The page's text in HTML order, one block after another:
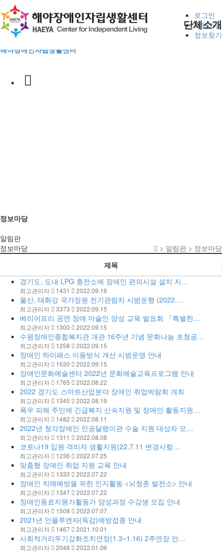
본문 바로가기
로그인
회원가입
정보찾기
해야장애인자립생활센터
단체소개
자립생활지원
정보마당
알림판
> 알림판 > 정보마당
정보마당
제목
경기도, 도내 LPG 충전소에 장애인 편의시설 설치 지…
최고관리자 1431 2022.09.16
울산, 태화강 국가정원 전기관람차 시범운행 (2022.…
최고관리자 3373 2022.09.15
베리어프리 공연 장애 마술인 양성 교육 발표회 『특별한…
최고관리자 1300 2022.09.15
수원장애인종합복지관 개관 16주년 기념 문화나눔 초청공…
최고관리자 1258 2022.09.15
장애인 하이패스 이용방식 개선 시범운영 안내
최고관리자 1630 2022.09.15
장애인문화예술센터 2022년 문화예술교육프로그램 안내
최고관리자 1765 2022.08.22
2022 경기도 스마트산업분야 장애인 취업박람회 개최
최고관리자 1345 2022.08.19
폭우 피해 주민에 긴급복지 신속지원 및 장애인 활동지원…
최고관리자 1482 2022.08.11
2022년 청각장애인 인공달팽이관 수술 지원 대상자 모…
최고관리자 1311 2022.08.08
코로나19 입원·격리자 생활지원(22.7.11 변경사항…
최고관리자 1236 2022.07.25
맞춤형 장애인 취업 지원 교육 안내
최고관리자 1333 2022.07.22
장애인 치매예방을 위한 인지활동 <뇌청춘 발전소> 안내
최고관리자 1347 2022.07.22
장애인동료지원가활동가 양성과정 수강생 모집 안내
최고관리자 1508 2022.07.07
2021년 인플루엔자(독감)예방접종 안내
최고관리자 1467 2021.10.01
사회적거리두기강화조치연장(1.3~1.16) 2주연장 안…
최고관리자 2048
2022.01.06